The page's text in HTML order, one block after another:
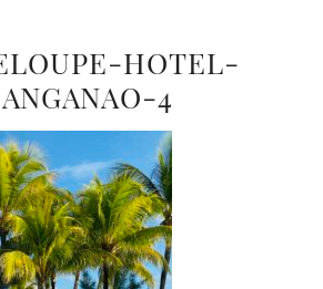
HOTEL-
4